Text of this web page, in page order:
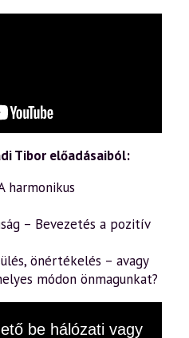
Tibor előadásaiból:
harmonikus
– Bevezetés a pozitív
önértékelés – avagy
módon önmagunkat?
be hálózati vagy